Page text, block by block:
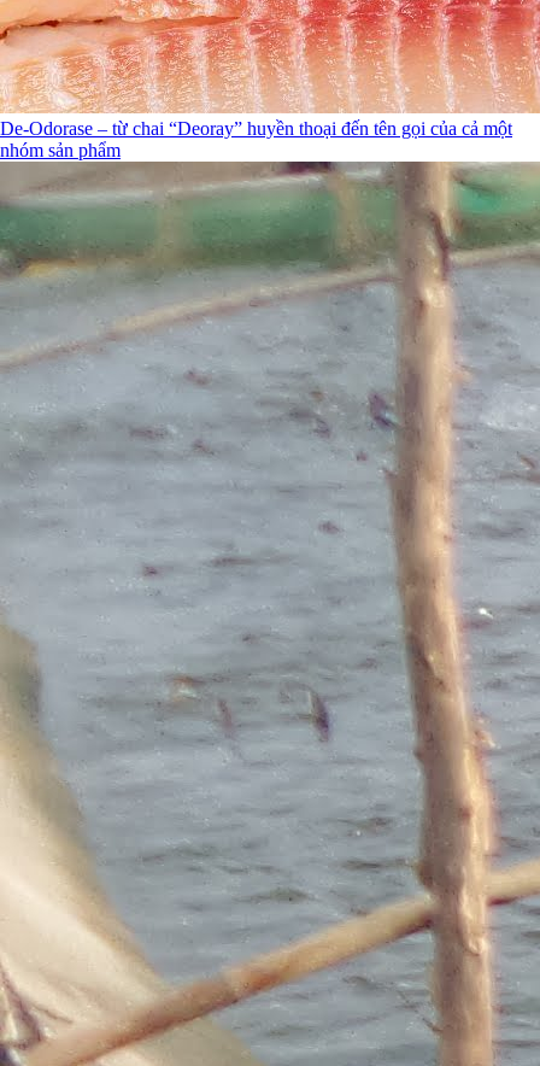
De-Odorase – từ chai “Deoray” huyền thoại đến tên gọi của cả một
nhóm sản phẩm